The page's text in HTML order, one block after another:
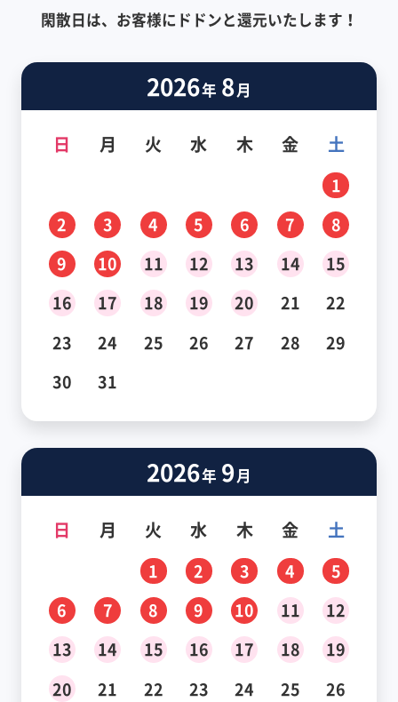
閑散日は、お客様にドドンと還元いたします！
2026年 8月
日 月 火 水 木 金 土
1
2
3 4 5 6 7
8
9
10 11 12 13 14
15
16
17 18 19 20 21
22
23
24 25 26 27 28
29
30
31
2026年 9月
日 月 火 水 木 金 土
1 2 3 4
5
6
7 8 9 10 11
12
13
14 15 16 17 18
19
20
21 22 23 24 25
26